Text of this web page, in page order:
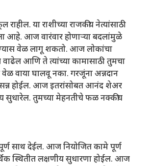
या राशीच्या राजकीय नेत्यांसाठी
आहे. आज वारंवार होणाऱ्या बदलांमुळे
वेळ लागू शकतो. आज लोकांचा
वाढेल आणि ते त्यांच्या कामासाठी तुमचा
वाया घालवू नका. गरजूंना अन्नदान
होईल. आज इतरांसोबत आनंद शेअर
सुधारेल. तुमच्या मेहनतीचे फळ नक्कीच
साथ देईल. आज नियोजित कामे पूर्ण
स्थितीत लक्षणीय सुधारणा होईल. आज